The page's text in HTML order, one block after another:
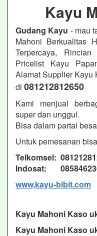
Kayu
Gudang Kayu - mau
Mahoni Berkualitas
Terpercaya,
Pricelist Kayu
Alamat Supplier Kayu
di 081212812650
Kami menjual
super dan unggul.
Bisa dalam partai
Untuk pemesanan
Telkomsel:
Indosat:
www,kayu-bibit.com
Kayu Mahoni Kaso
Kayu Mahoni Kaso